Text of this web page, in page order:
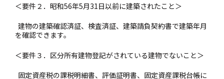
＜要件２．昭和56年5月31日以前に建築されたこと＞
建物の建築確認済証、検査済証、建築請負契約書で建築年月
を確認できます。
＜要件３．区分所有建物登記がされている建物でないこと＞
固定資産税の課税明細書、評価証明書、固定資産課税台帳に